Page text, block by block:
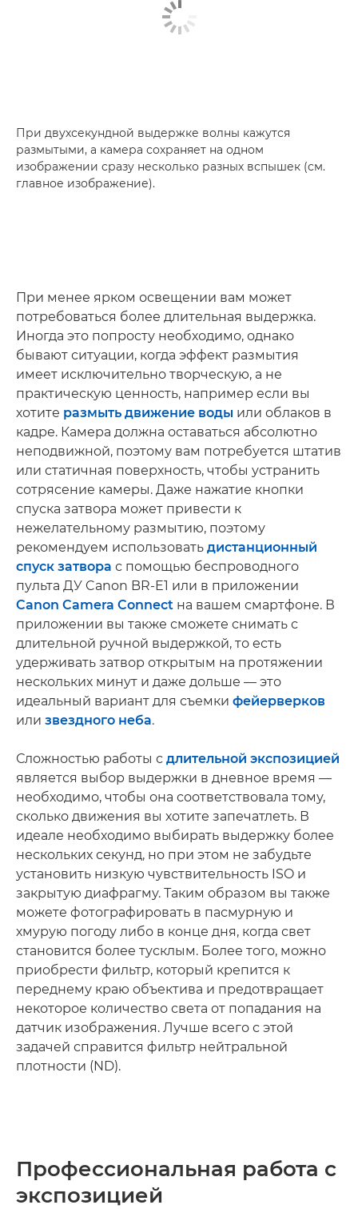
При двухсекундной выдержке волны кажутся
размытыми, а камера сохраняет на одном
изображении сразу несколько разных вспышек (см.
главное изображение).
При менее ярком освещении вам может
потребоваться более длительная выдержка.
Иногда это попросту необходимо, однако
бывают ситуации, когда эффект размытия
имеет исключительно творческую, а не
практическую ценность, например если вы
хотите размыть движение воды или облаков в
кадре. Камера должна оставаться абсолютно
неподвижной, поэтому вам потребуется штатив
или статичная поверхность, чтобы устранить
сотрясение камеры. Даже нажатие кнопки
спуска затвора может привести к
нежелательному размытию, поэтому
рекомендуем использовать дистанционный
спуск затвора с помощью беспроводного
пульта ДУ Canon BR-E1 или в приложении
Canon Camera Connect на вашем смартфоне. В
приложении вы также сможете снимать с
длительной ручной выдержкой, то есть
удерживать затвор открытым на протяжении
нескольких минут и даже дольше — это
идеальный вариант для съемки фейерверков
или звездного неба.
Сложностью работы с длительной экспозицией
является выбор выдержки в дневное время —
необходимо, чтобы она соответствовала тому,
сколько движения вы хотите запечатлеть. В
идеале необходимо выбирать выдержку более
нескольких секунд, но при этом не забудьте
установить низкую чувствительность ISO и
закрытую диафрагму. Таким образом вы также
можете фотографировать в пасмурную и
хмурую погоду либо в конце дня, когда свет
становится более тусклым. Более того, можно
приобрести фильтр, который крепится к
переднему краю объектива и предотвращает
некоторое количество света от попадания на
датчик изображения. Лучше всего с этой
задачей справится фильтр нейтральной
плотности (ND).
Профессиональная работа с
экспозицией